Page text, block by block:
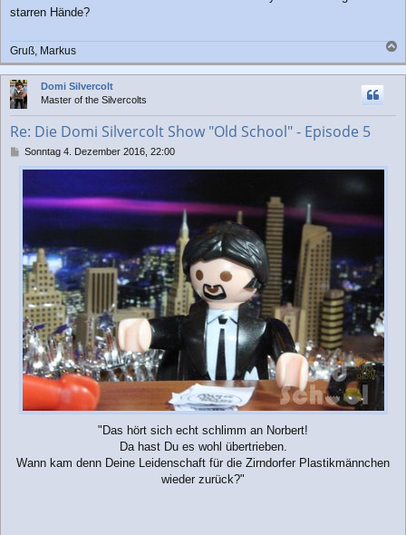
t
a
g
starren Hände?
Gruß, Markus
a
c
Domi Silvercolt
Master of the Silvercolts
Re: Die Domi Silvercolt Show "Old School" - Episode 5
B
e
r
Sonntag 4. Dezember 2016, 22:00
"Das hört sich echt schlimm an Norbert!
Da hast Du es wohl übertrieben.
Wann kam denn Deine Leidenschaft für die Zirndorfer Plastikmännchen
wieder zurück?"